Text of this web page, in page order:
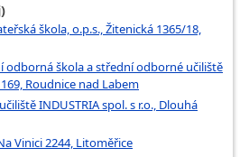
škola, o.p.s., Žitenická 1365/18,
škola a střední odborné učiliště
Roudnice nad Labem
INDUSTRIA spol. s r.o., Dlouhá
Vinici 2244, Litoměřice